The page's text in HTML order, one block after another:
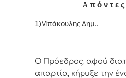
Α π ό ν τ ε ς
1)Μπάκουλης Δημ..
Ο Πρόεδρος, αφού
απαρτία, κήρυξε την